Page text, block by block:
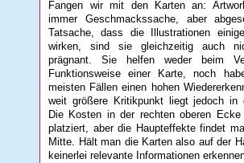
Fangen wir mit den Karten an:
immer Geschmackssache, aber
Tatsache, dass die Illustrationen
wirken, sind sie gleichzeitig auch
prägnant. Sie helfen weder beim
Funktionsweise einer Karte, noch
meisten Fällen einen hohen
weit größere Kritikpunkt liegt jedoch in
Die Kosten in der rechten oberen
platziert, aber die Haupteffekte findet
Mitte. Hält man die Karten also auf der
keinerlei relevante Informationen